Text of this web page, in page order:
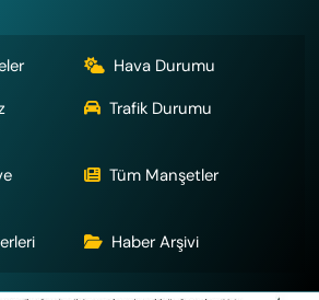
Hava Durumu
Trafik Durumu
Tüm Manşetler
Haber Arşivi